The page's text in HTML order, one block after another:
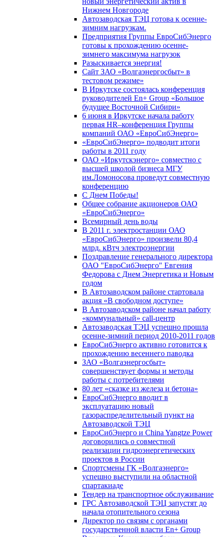
Нижнем Новгороде
Автозаводская ТЭЦ готова к осенне-
зимним нагрузкам.
Предприятия Группы ЕвроСибЭнерго
готовы к прохождению осенне-
зимнего максимума нагрузок
Разыскивается энергия!
Сайт ЗАО «Волгаэнергосбыт» в
тестовом режиме»
В Иркутске состоялась конференция
руководителей En+ Group «Большое
будущее Восточной Сибири»
6 июня в Иркутске начала работу
первая HR–конференция Группы
компаний ОАО «ЕвроСибЭнерго»
«ЕвроСибЭнерго» подводит итоги
работы в 2011 году
ОАО «Иркутскэнерго» совместно с
высшей школой бизнеса МГУ
им.Ломоносова проведут совместную
конференцию
С Днем Победы!
Общее собрание акционеров ОАО
«ЕвроСибЭнерго»
Всемирный день воды
В 2011 г. электростанции ОАО
«ЕвроСибЭнерго» произвели 80,4
млрд. кВтч электроэнергии
Поздравление генерального директора
ОАО "ЕвроСибЭнерго" Евгения
Федорова с Днем Энергетика и Новым
годом
В Автозаводском районе стартовала
акция «В свободном доступе»
В Автозаводском районе начал работу
«коммунальный» call-центр
Автозаводская ТЭЦ успешно прошла
осенне-зимний период 2010-2011 годов
ЕвроСибЭнерго активно готовится к
прохождению весеннего паводка
ЗАО «Волгаэнергосбыт»
совершенствует формы и методы
работы с потребителями
80 лет «сказке из железа и бетона»
ЕвроСибЭнерго вводит в
эксплуатацию новый
газораспределительный пункт на
Автозаводской ТЭЦ
ЕвроСибЭнерго и China Yangtze Power
договорились о совместной
реализации гидроэнергетических
проектов в России
Спортсмены ГК «Волгаэнерго»
успешно выступили на областной
спартакиаде
Тендер на транспортное обслуживание
ГРС Автозаводской ТЭЦ запустят до
начала отопительного сезона
Директор по связям с органами
государственной власти En+ Group